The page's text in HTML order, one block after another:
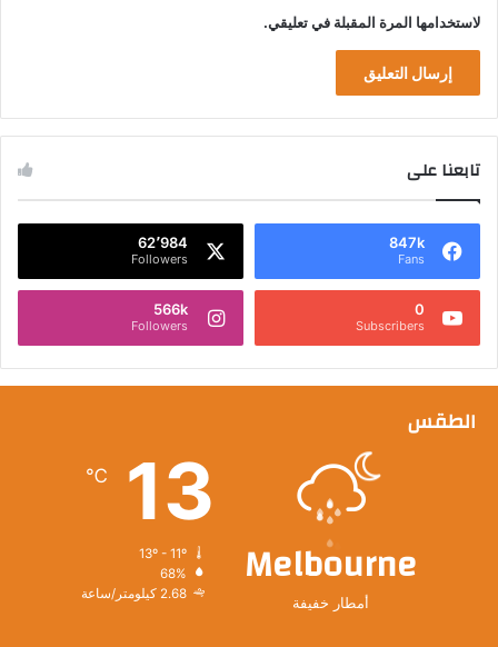
لاستخدامها المرة المقبلة في تعليقي.
تابعنا على
847k
Fans
62٬984
Followers
0
Subscribers
566k
Followers
الطقس
Melbourne
أمطار خفيفة
13
℃
68%
2.68 كيلومتر/ساعة